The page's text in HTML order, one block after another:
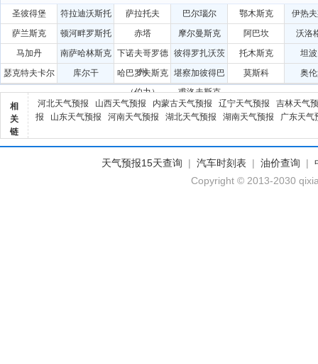
圣彼得堡
符拉迪沃斯托
克
萨拉托夫 巴尔瑙尔 鄂木斯克
伊热
萨兰斯克
顿河畔罗斯托
夫
赤塔 摩尔曼斯克 阿巴坎
沃洛
马加丹
南萨哈林斯克
下诺夫哥罗德
州
彼得罗扎沃茨
克
托木斯克
坦
瑟克特夫卡尔
库尔干
哈巴罗夫斯克
（伯力）
堪察加彼得巴
甫洛夫斯克
莫斯科 奥
相
关
链
河北天气预报 山西天气预报 内蒙古天气预报 辽宁天气预报
吉林天气
报
山东天气预报 河南天气预报 湖北天气预报 湖南天气预报 广东天气
天气预报15天查询 | 汽车时刻表 | 油价查询 |
Copyright © 2013-2030